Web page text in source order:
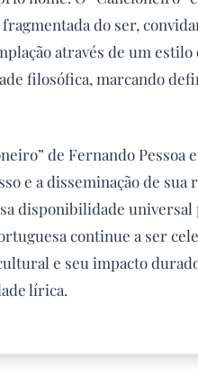
do ser,
através de um
filosófica, marcando
de Fernando
e a disseminação de sua
disponibilidade
continue a ser
e seu impacto
lírica.